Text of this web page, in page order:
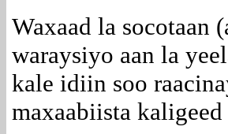
Waxaad la socotaan
waraysiyo aan la
kale idiin soo
maxaabiista